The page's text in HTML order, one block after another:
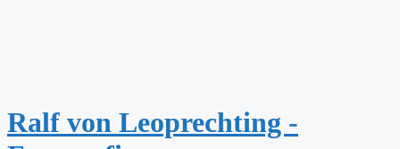
Ralf von Leoprechting -